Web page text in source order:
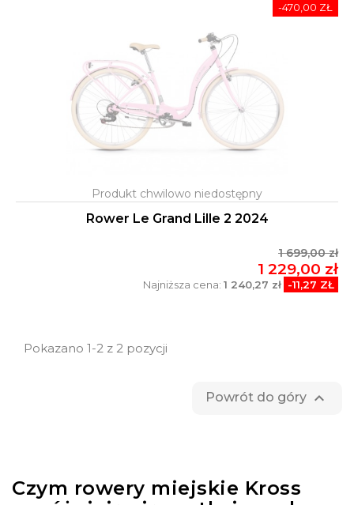
Rower Le Grand Lille 2 2024
1 699,00 zł
1 229,00 zł
Najniższa cena: 1 240,27 zł -11,27 ZŁ
-470,00 ZŁ
Pokazano 1-2 z 2 pozycji
Powrót do góry 
Czym rowery miejskie Kross